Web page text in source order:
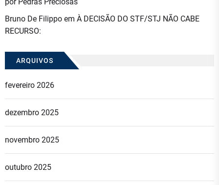
Bruno De Filippo em À DECISÃO DO STF/STJ NÃO CABE
RECURSO:
ARQUIVOS
fevereiro 2026
dezembro 2025
novembro 2025
outubro 2025